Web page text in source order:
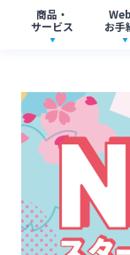
商品・
サービス
お手
口座開設・預
ローン
各種お手続き
各種ローン
ATMサービス
ご相談・ご予約
金利一覧
お問い合わ
ご意見・ご要望
個人向
法人向